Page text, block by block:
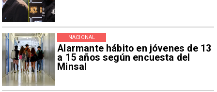
Alarmante hábito en jóvenes de 13
a 15 años según encuesta del
Minsal
NACIONAL